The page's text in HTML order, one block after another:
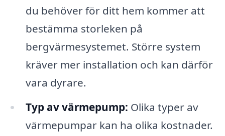
du behöver för ditt hem kommer att
bestämma storleken på
bergvärmesystemet. Större system
kräver mer installation och kan därför
vara dyrare.
Typ av värmepump: Olika typer av
värmepumpar kan ha olika kostnader.